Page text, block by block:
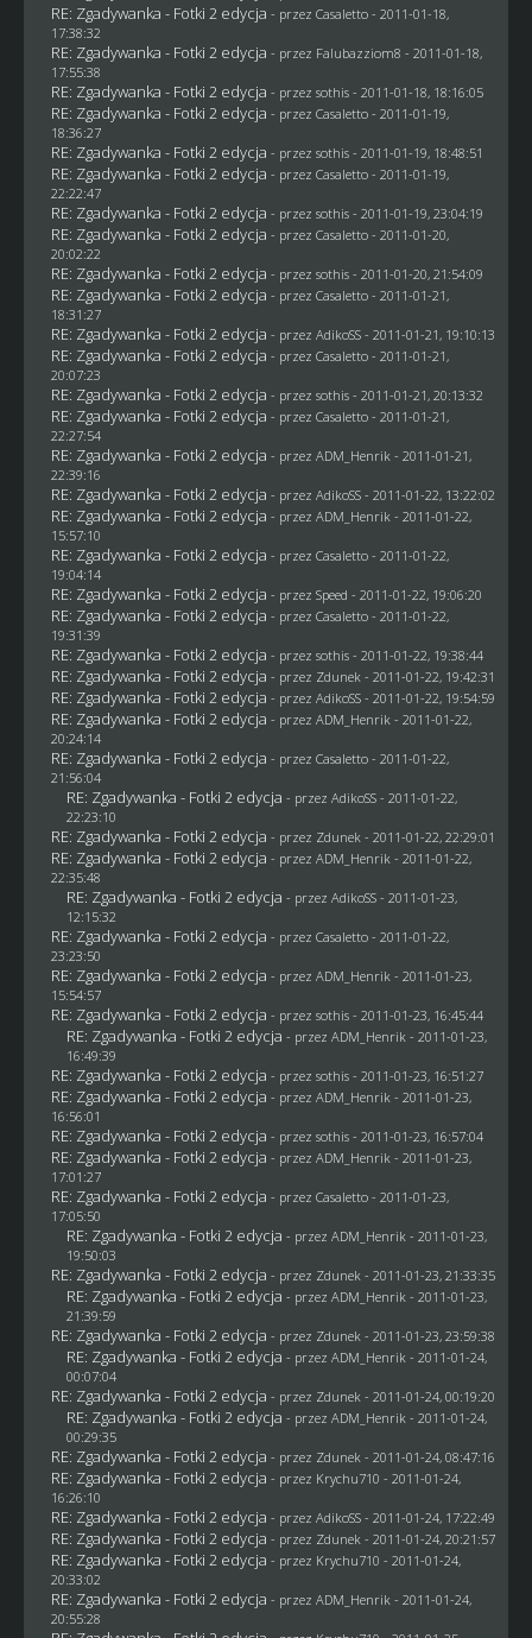
RE: Zgadywanka - Fotki 2 edycja - przez Casaletto- 2011-01-18,
17:38:32
RE: Zgadywanka - Fotki 2 edycja - przez Falubazziom8 - 2011-01-18,
17:55:38
RE: Zgadywanka - Fotki 2 edycja - przez sothis- 2011-01-18, 18:16:05
RE: Zgadywanka - Fotki 2 edycja - przez Casaletto- 2011-01-19,
18:36:27
RE: Zgadywanka - Fotki 2 edycja - przez sothis- 2011-01-19, 18:48:51
RE: Zgadywanka - Fotki 2 edycja - przez Casaletto- 2011-01-19,
22:22:47
RE: Zgadywanka - Fotki 2 edycja - przez sothis- 2011-01-19, 23:04:19
RE: Zgadywanka - Fotki 2 edycja - przez Casaletto- 2011-01-20,
20:02:22
RE: Zgadywanka - Fotki 2 edycja - przez sothis- 2011-01-20, 21:54:09
RE: Zgadywanka - Fotki 2 edycja - przez Casaletto- 2011-01-21,
18:31:27
RE: Zgadywanka - Fotki 2 edycja - przez AdikoSS - 2011-01-21, 19:10:13
RE: Zgadywanka - Fotki 2 edycja - przez Casaletto- 2011-01-21,
20:07:23
RE: Zgadywanka - Fotki 2 edycja - przez sothis- 2011-01-21, 20:13:32
RE: Zgadywanka - Fotki 2 edycja - przez Casaletto- 2011-01-21,
22:27:54
RE: Zgadywanka - Fotki 2 edycja - przez ADM_Henrik - 2011-01-21,
22:39:16
RE: Zgadywanka - Fotki 2 edycja - przez AdikoSS - 2011-01-22, 13:22:02
RE: Zgadywanka - Fotki 2 edycja - przez ADM_Henrik - 2011-01-22,
15:57:10
RE: Zgadywanka - Fotki 2 edycja - przez Casaletto- 2011-01-22,
19:04:14
RE: Zgadywanka - Fotki 2 edycja - przez Speed - 2011-01-22, 19:06:20
RE: Zgadywanka - Fotki 2 edycja - przez Casaletto- 2011-01-22,
19:31:39
RE: Zgadywanka - Fotki 2 edycja - przez sothis- 2011-01-22, 19:38:44
RE: Zgadywanka - Fotki 2 edycja - przez Zdunek - 2011-01-22, 19:42:31
RE: Zgadywanka - Fotki 2 edycja - przez AdikoSS - 2011-01-22, 19:54:59
RE: Zgadywanka - Fotki 2 edycja - przez ADM_Henrik - 2011-01-22,
20:24:14
RE: Zgadywanka - Fotki 2 edycja - przez Casaletto- 2011-01-22,
21:56:04
RE: Zgadywanka - Fotki 2 edycja - przez AdikoSS - 2011-01-22,
22:23:10
RE: Zgadywanka - Fotki 2 edycja - przez Zdunek - 2011-01-22, 22:29:01
RE: Zgadywanka - Fotki 2 edycja - przez ADM_Henrik - 2011-01-22,
22:35:48
RE: Zgadywanka - Fotki 2 edycja - przez AdikoSS - 2011-01-23,
12:15:32
RE: Zgadywanka - Fotki 2 edycja - przez Casaletto- 2011-01-22,
23:23:50
RE: Zgadywanka - Fotki 2 edycja - przez ADM_Henrik - 2011-01-23,
15:54:57
RE: Zgadywanka - Fotki 2 edycja - przez sothis- 2011-01-23, 16:45:44
RE: Zgadywanka - Fotki 2 edycja - przez ADM_Henrik - 2011-01-23,
16:49:39
RE: Zgadywanka - Fotki 2 edycja - przez sothis- 2011-01-23, 16:51:27
RE: Zgadywanka - Fotki 2 edycja - przez ADM_Henrik - 2011-01-23,
16:56:01
RE: Zgadywanka - Fotki 2 edycja - przez sothis- 2011-01-23, 16:57:04
RE: Zgadywanka - Fotki 2 edycja - przez ADM_Henrik - 2011-01-23,
17:01:27
RE: Zgadywanka - Fotki 2 edycja - przez Casaletto- 2011-01-23,
17:05:50
RE: Zgadywanka - Fotki 2 edycja - przez ADM_Henrik - 2011-01-23,
19:50:03
RE: Zgadywanka - Fotki 2 edycja - przez Zdunek - 2011-01-23, 21:33:35
RE: Zgadywanka - Fotki 2 edycja - przez ADM_Henrik - 2011-01-23,
21:39:59
RE: Zgadywanka - Fotki 2 edycja - przez Zdunek - 2011-01-23, 23:59:38
RE: Zgadywanka - Fotki 2 edycja - przez ADM_Henrik - 2011-01-24,
00:07:04
RE: Zgadywanka - Fotki 2 edycja - przez Zdunek - 2011-01-24, 00:19:20
RE: Zgadywanka - Fotki 2 edycja - przez ADM_Henrik - 2011-01-24,
00:29:35
RE: Zgadywanka - Fotki 2 edycja - przez Zdunek - 2011-01-24, 08:47:16
RE: Zgadywanka - Fotki 2 edycja - przez Krychu710 - 2011-01-24,
16:26:10
RE: Zgadywanka - Fotki 2 edycja - przez AdikoSS - 2011-01-24, 17:22:49
RE: Zgadywanka - Fotki 2 edycja - przez Zdunek - 2011-01-24, 20:21:57
RE: Zgadywanka - Fotki 2 edycja - przez Krychu710 - 2011-01-24,
20:33:02
RE: Zgadywanka - Fotki 2 edycja - przez ADM_Henrik - 2011-01-24,
20:55:28